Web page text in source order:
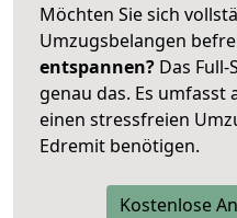
Möchten Sie sich
Umzugsbelangen
entspannen? Das
genau das. Es umfasst
einen stressfreien
Edremit benötigen.
Kostenlose